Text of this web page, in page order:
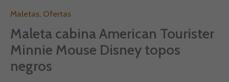
Maletas Ofertas
Maleta cabina American Tourister
Minnie Mouse Disney topos
negros